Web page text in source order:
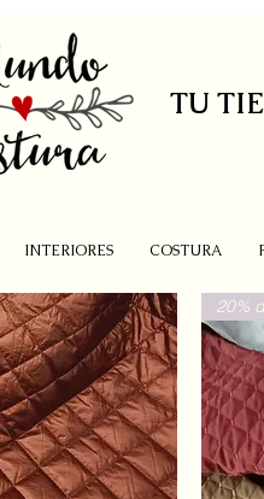
TU
INTERIORES COSTURA
20%